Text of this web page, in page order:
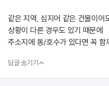
같은 지역, 심지어 같은 건물이
상황이 다른 경우도 있기 때문에
주소지에 동/호수가 있다면 꼭 함
답글 숨기기